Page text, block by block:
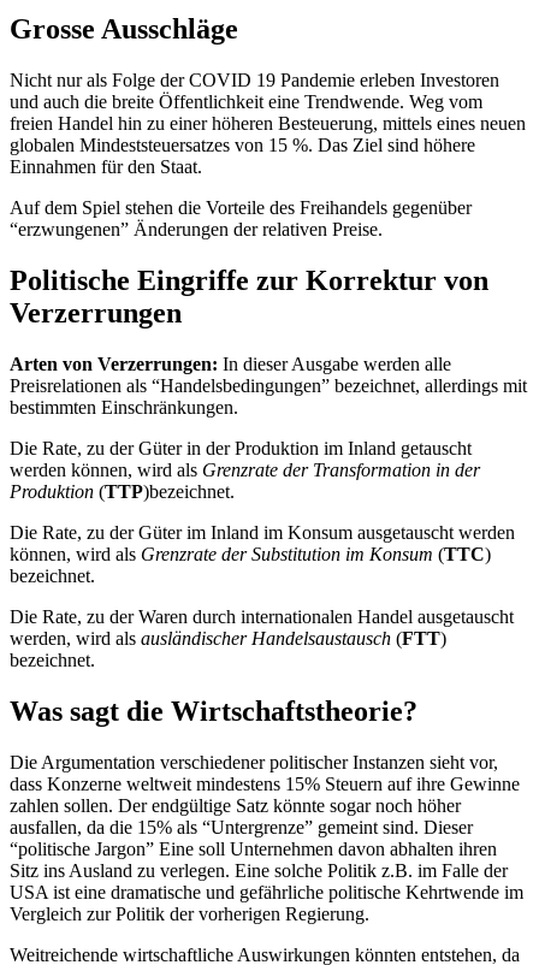
Grosse Ausschläge
Nicht nur als Folge der COVID 19 Pandemie erleben Investoren
und auch die breite Öffentlichkeit eine Trendwende. Weg vom
freien Handel hin zu einer höheren Besteuerung, mittels eines neuen
globalen Mindeststeuersatzes von 15 %. Das Ziel sind höhere
Einnahmen für den Staat.
Auf dem Spiel stehen die Vorteile des Freihandels gegenüber
“erzwungenen” Änderungen der relativen Preise.
Politische Eingriffe zur Korrektur von
Verzerrungen
Arten von Verzerrungen: In dieser Ausgabe werden alle
Preisrelationen als “Handelsbedingungen” bezeichnet, allerdings mit
bestimmten Einschränkungen.
Die Rate, zu der Güter in der Produktion im Inland getauscht
werden können, wird als Grenzrate der Transformation in der
Produktion (TTP)bezeichnet.
Die Rate, zu der Güter im Inland im Konsum ausgetauscht werden
können, wird als Grenzrate der Substitution im Konsum (TTC)
bezeichnet.
Die Rate, zu der Waren durch internationalen Handel ausgetauscht
werden, wird als ausländischer Handelsaustausch (FTT)
bezeichnet.
Was sagt die Wirtschaftstheorie?
Die Argumentation verschiedener politischer Instanzen sieht vor,
dass Konzerne weltweit mindestens 15% Steuern auf ihre Gewinne
zahlen sollen. Der endgültige Satz könnte sogar noch höher
ausfallen, da die 15% als “Untergrenze” gemeint sind. Dieser
“politische Jargon” Eine soll Unternehmen davon abhalten ihren
Sitz ins Ausland zu verlegen. Eine solche Politik z.B. im Falle der
USA ist eine dramatische und gefährliche politische Kehrtwende im
Vergleich zur Politik der vorherigen Regierung.
Weitreichende wirtschaftliche Auswirkungen könnten entstehen, da